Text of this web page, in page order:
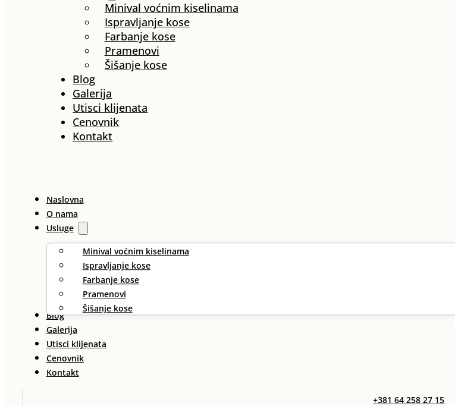
Minival voćnim kiselinama
Ispravljanje kose
Farbanje kose
Pramenovi
Šišanje kose
Blog
Galerija
Utisci klijenata
Cenovnik
Kontakt
Naslovna
O nama
Usluge
Minival voćnim kiselinama
Ispravljanje kose
Farbanje kose
Pramenovi
Šišanje kose
Blog
Galerija
Utisci klijenata
Cenovnik
Kontakt
+381 64 258 27 15